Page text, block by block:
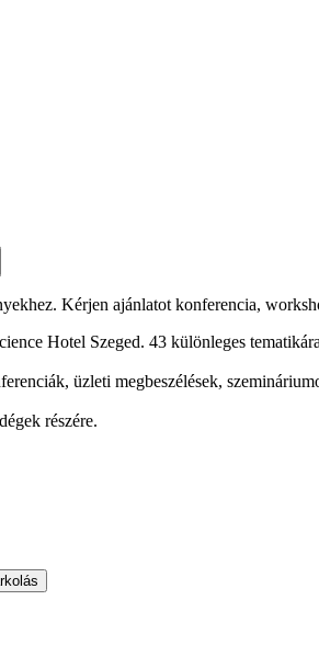
Kérjen ajánlatot konferencia,
Hotel Szeged. 43 különleges
üzleti megbeszélések,
részére.